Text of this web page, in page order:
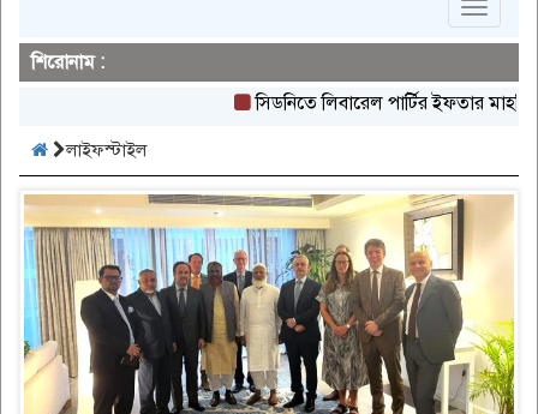
Toggle
শিরোনাম :
সিডনিতে লিবারেল পার্টির ইফতার মাহফিল
লাইফস্টাইল